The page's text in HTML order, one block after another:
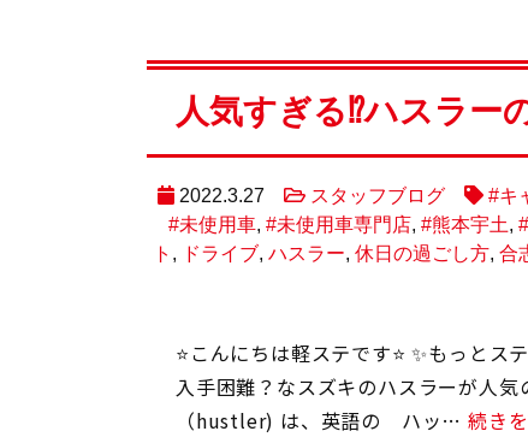
人気すぎる⁉️ハスラー
2022.3.27 スタッフブログ #キ
#未使用車,#未使用車専門店,#熊本宇土,
ト , ドライブ,ハスラー,休日の過ごし方,合
⭐️こんにちは軽ステです⭐️ ✨もっとス
入手困難？なスズキのハスラーが人
（hustler) は、英語の ハッ… 続き